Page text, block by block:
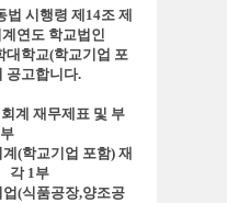
시행령 제14조 제
연도 학교법인
대학교(학교기업 포
공고합니다.
계 재무제표 및 부
(학교기업 포함) 재
1부
(식품공장,양조공